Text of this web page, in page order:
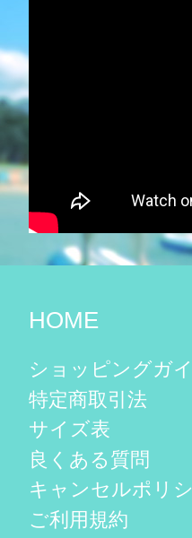
HOME
ショッピングガ
特定商取引法
サイズ表
良くある質問
キャンセルポリ
ご利用規約